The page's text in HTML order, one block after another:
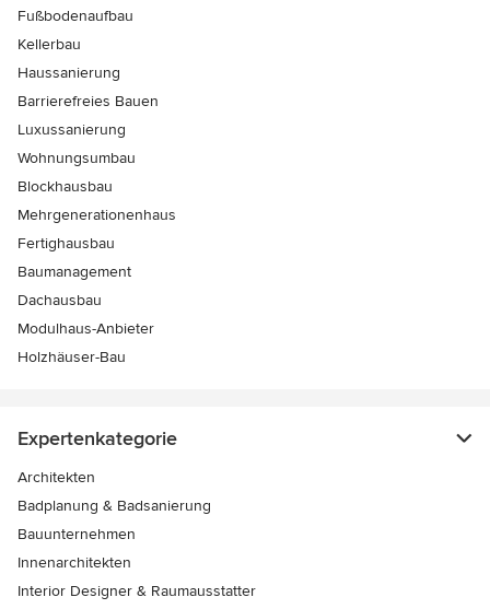
Fußbodenaufbau
Kellerbau
Haussanierung
Barrierefreies Bauen
Luxussanierung
Wohnungsumbau
Blockhausbau
Mehrgenerationenhaus
Fertighausbau
Baumanagement
Dachausbau
Modulhaus-Anbieter
Holzhäuser-Bau
Expertenkategorie
Architekten
Badplanung & Badsanierung
Bauunternehmen
Innenarchitekten
Interior Designer & Raumausstatter